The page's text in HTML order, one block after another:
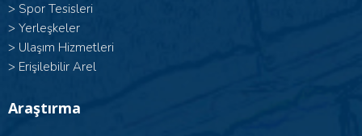
> Spor Tesisleri
> Yerleşkeler
> Ulaşım Hizmetleri
> Erişilebilir Arel
Araştırma